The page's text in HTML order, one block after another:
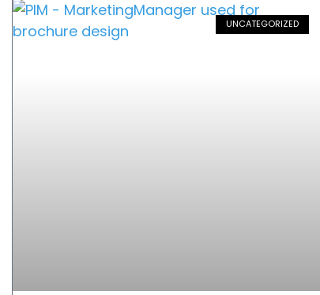
UNCATEGORIZED